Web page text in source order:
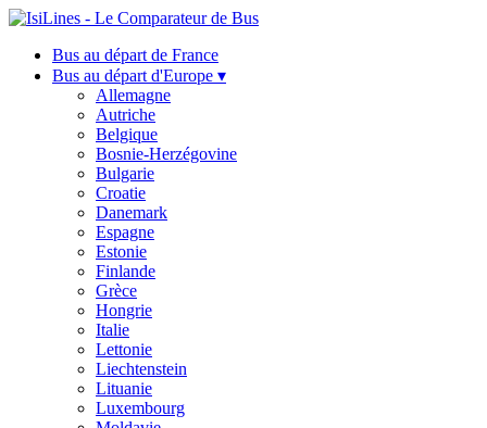
Bus au départ de France
Bus au départ d'Europe ▾
Allemagne
Autriche
Belgique
Bosnie-Herzégovine
Bulgarie
Croatie
Danemark
Espagne
Estonie
Finlande
Grèce
Hongrie
Italie
Lettonie
Liechtenstein
Lituanie
Luxembourg